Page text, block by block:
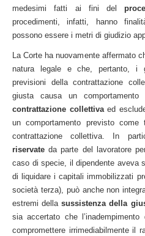
medesimi fatti ai fini del
procedimenti, infatti, hanno
possono essere i metri di giudizio
La Corte ha nuovamente affermato
natura legale e che, pertanto, i
previsioni della contrattazione
giusta causa un
contrattazione collettivaed
un comportamento previsto come
contrattazione collettiva. In
riservate da parte del lavoratore
caso di specie, il dipendente aveva
di liquidare i capitali immobilizzati
società terza), può anche non
estremi dellasussistenza della
sia accertato che
compromettere irrimediabilmente il